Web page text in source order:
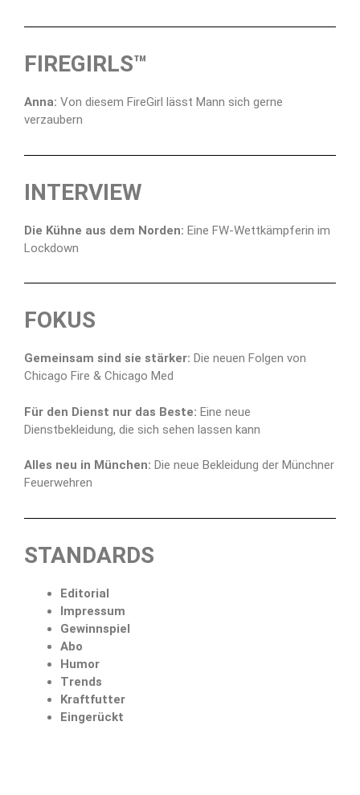
FIREGIRLS™
Anna: Von diesem FireGirl lässt Mann sich gerne
verzaubern
INTERVIEW
Die Kühne aus dem Norden: Eine FW-Wettkämpferin im
Lockdown
FOKUS
Gemeinsam sind sie stärker: Die neuen Folgen von
Chicago Fire & Chicago Med
Für den Dienst nur das Beste: Eine neue
Dienstbekleidung, die sich sehen lassen kann
Alles neu in München: Die neue Bekleidung der Münchner
Feuerwehren
STANDARDS
Editorial
Impressum
Gewinnspiel
Abo
Humor
Trends
Kraftfutter
Eingerückt